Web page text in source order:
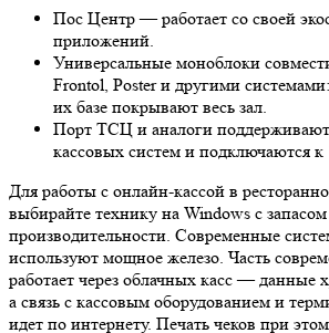
Пос Центр — работает со своей
приложений.
Универсальные моноблоки
Frontol, Poster и другими
их базе покрывают весь зал.
Порт ТСЦ и аналоги
кассовых систем и подключаются
Для работы с онлайн-кассой в
выбирайте технику на Windows с
производительности. Современные
используют мощное железо. Часть
работает через облачных касс — данные
а связь с кассовым оборудованием и
идет по интернету. Печать чеков при